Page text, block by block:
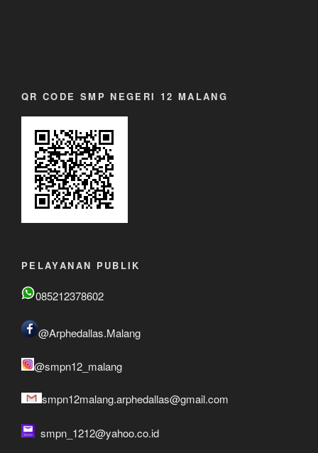
QR CODE SMP NEGERI 12 MALANG
PELAYANAN PUBLIK
085212378602
@Arphedallas.Malang
@smpn12_malang
smpn12malang.arphedallas@gmail.com
smpn_1212@yahoo.co.id